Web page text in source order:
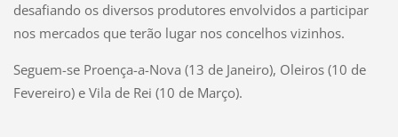
desafiando os diversos produtores envolvidos a participar
nos mercados que terão lugar nos concelhos vizinhos.
Seguem-se Proença-a-Nova (13 de Janeiro), Oleiros (10 de
Fevereiro) e Vila de Rei (10 de Março).